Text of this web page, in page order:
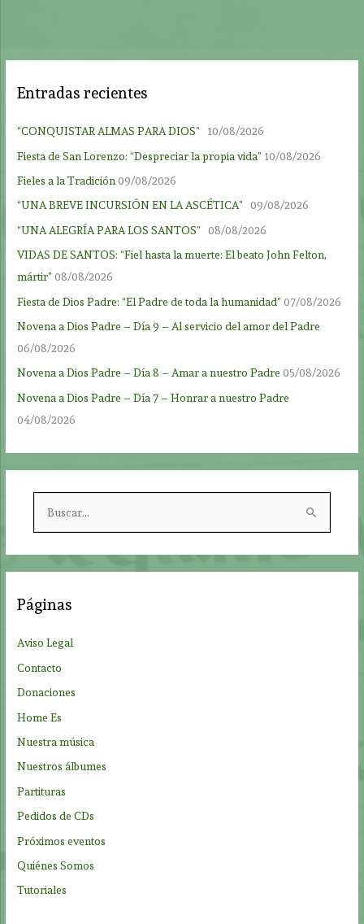
Entradas recientes
“CONQUISTAR ALMAS PARA DIOS”
10/08/2026
Fiesta de San Lorenzo: “Despreciar la propia vida” 10/08/2026
Fieles a la Tradición 09/08/2026
“UNA BREVE INCURSIÓN EN LA ASCÉTICA”
09/08/2026
“UNA ALEGRÍA PARA LOS SANTOS”
08/08/2026
VIDAS DE SANTOS: “Fiel hasta la muerte: El beato John Felton,
mártir” 08/08/2026
Fiesta de Dios Padre: “El Padre de toda la humanidad” 07/08/2026
Novena a Dios Padre – Día 9 – Al servicio del amor del Padre
06/08/2026
Novena a Dios Padre – Día 8 – Amar a nuestro Padre 05/08/2026
Novena a Dios Padre – Día 7 – Honrar a nuestro Padre
04/08/2026
r
:
Páginas
Aviso Legal
Contacto
Donaciones
Home Es
Nuestra música
Nuestros álbumes
Partituras
Pedidos de CDs
Próximos eventos
Quiénes Somos
Tutoriales